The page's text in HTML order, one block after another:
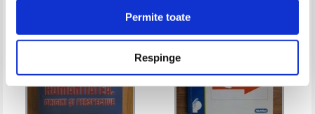
Permite toate
Respinge